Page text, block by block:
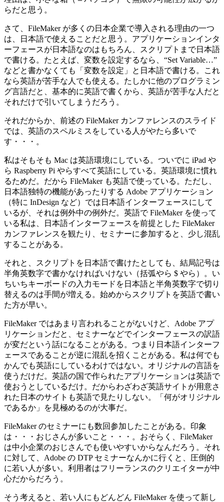
らだと思う。
さて、FileMaker が多くの日本企業で導入される理由の一つ
は、日本語で使えることだと思う。アプリケーションインタ
ーフェースが日本語なのはもちろん、スクリプトまで日本語
で書ける。たとえば、変数を設定するなら、“Set Variable…”
などと書かなくても「変数を設定」と日本語で書ける。これ
なら英語が苦手な人でも使える。たしかに他のプログラミン
グ言語だと、基本的に英語で書くから、英語が苦手な人だと
それだけで引いてしまうだろう。
それだからか、前述の FileMaker カンファレンスのスライド
では、英語のスペルミスをしている人がやたら多いで
す・・・。
私はそもそも Mac は英語環境にしている。ついでに iPad や
ら Raspberry Pi やらすべて英語にしている。英語環境に慣れ
るためだ。だから FileMaker も英語で使っている。ただし、
日本語独特の機能があったりする Adobe アプリケーション
（特に InDesign など）では日本語インターフェースにして
いるが、それは例外中の例外だ。英語で FileMaker を使って
いる私は、日本語インターフェースを前提とした FileMaker
カンファレンスを観たり、セミナーに参加すると、少し混乱
することがある。
それと、スクリプトを日本語で書けたとしても、結局記号は
半角英数字で書かなければいけない（括弧やら $ やら）。い
ちいちキーボードの入力モードを日本語と半角英数字で切り
替えるのは手間が増える。始めからスクリプトを英語で書い
た方が早い。
FileMaker ではあまり言われることがないけど、Adobe アプ
リケーションだと、セミナーなどでインターフェースの訳語
が変だという話になることがある。つまり日本語インターフ
ェースであることが逆に混乱を招くことがある。私は何でも
かんでも英語にしているわけではない。オリジナルの言語を
使うだけだ。英語の国で作られたアプリケーションは英語で
使おうとしているだけ。だからわざわざ英語サイトが用意さ
れた日本のサイトも英語で見たりしない。「何がオリジナル
であるか」を見極めるのが大事だ。
FileMaker のセミナーにも数回参加したことがある。印象
は・・・おじさんが多いこと・・・。おそらく、FileMaker
は中小企業のおじさんでも使いやすいからなんだろう。それ
に対して、Adobe の DTP セミナーなんかに行くと、圧倒的
に若い人が多い。利用者はフリーランスのクリエイターが中
心だからだろう。
そう考えると、若い人にもどんどん FileMaker を使って新し